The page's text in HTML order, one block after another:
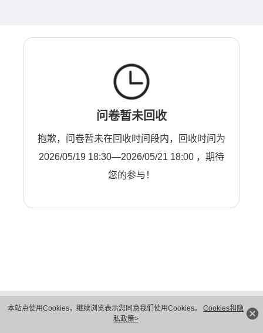
本站点使用Cookies，继续浏览表示您同意我们使用Cookies。 Cookies和隐
私政策>
问卷暂未回收
抱歉，问卷暂未在回收时间段内，回收时间为
2026/05/19 18:30—2026/05/21 18:00 ，期待
您的参与！
隐私保护
法律声明